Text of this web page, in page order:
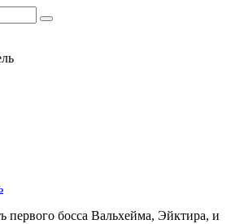
первого босса Вальхейма, Эйктира, и